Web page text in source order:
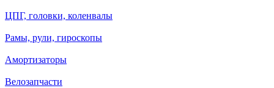
ЦПГ, головки, коленвалы
Рамы, рули, гироскопы
Амортизаторы
Велозапчасти